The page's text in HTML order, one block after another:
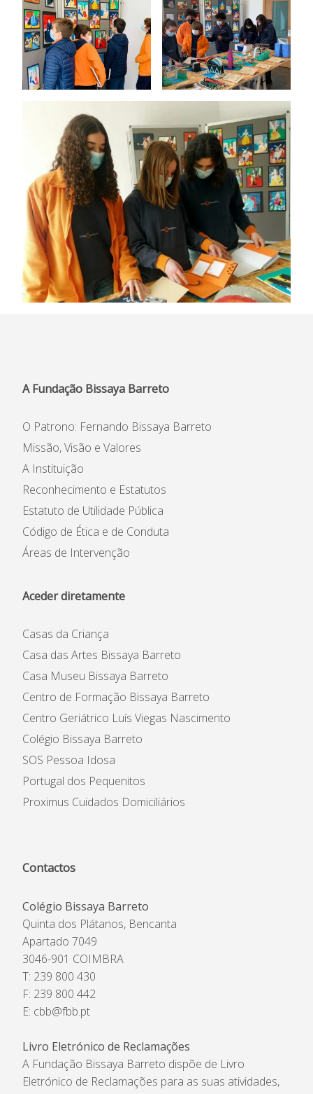
A Fundação Bissaya Barreto
O Patrono: Fernando Bissaya Barreto
Missão, Visão e Valores
A Instituição
Reconhecimento e Estatutos
Estatuto de Utilidade Pública
Código de Ética e de Conduta
Áreas de Intervenção
Aceder diretamente
Casas da Criança
Casa das Artes Bissaya Barreto
Casa Museu Bissaya Barreto
Centro de Formação Bissaya Barreto
Centro Geriátrico Luís Viegas Nascimento
Colégio Bissaya Barreto
SOS Pessoa Idosa
Portugal dos Pequenitos
Proximus Cuidados Domiciliários
Contactos
Colégio Bissaya Barreto
Quinta dos Plátanos, Bencanta
Apartado 7049
3046-901 COIMBRA
T: 239 800 430
F: 239 800 442
E: cbb@fbb.pt
Livro Eletrónico de Reclamações
A Fundação Bissaya Barreto dispõe de Livro
Eletrónico de Reclamações para as suas atividades,